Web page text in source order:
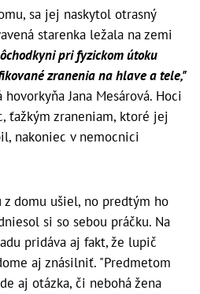
sa jej naskytol otrasný
starenka ležala na zemi
pri fyzickom útoku
zranenia na hlave a tele,"
Jana Mesárová. Hoci
ťažkým zraneniam, ktoré jej
nakoniec v nemocnici
domu ušiel, no predtým ho
si so sebou práčku. Na
pridáva aj fakt, že lupič
aj znásilniť. "Predmetom
aj otázka, či nebohá žena